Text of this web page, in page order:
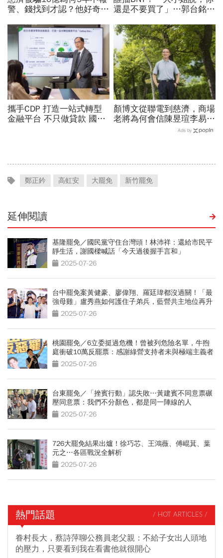
警、錢找到才認？他好奇：
「擋疫苗」黑鍋只求1件事
還是不要買了」…郭台銘曝
回應了
攜手CDP 打造一站式轉型
金融平台 不只做貸款 國泰
顏博文從聯電到慈濟，商場
老將為何會信陳昱瑄李易
儒、豪給10億？慈濟發
Ads by
鄭正鈐 高虹安 大罷免 新竹罷免
延伸閱讀
基隆罷免／國民黨守住台灣頭！林沛祥：還給市民平
靜生活，謝國樑喊話「今天過後握手言和」
2025-07-26
台中罷免案黃健豪、廖偉翔、羅廷瑋都沒過關！「最
強母雞」盧秀燕如何護住子弟兵，藍營共主地位再升
級？2025-07-26
桃園罷免／6立委挺過危機！曾被列危險名單，牛煦
庭衝破10萬反罷票：感謝綠營支持者未與極端主義者
起舞2025-07-26
台東罷免／「挫賓行動」認失敗…黃建賓不同意票碾
壓同意票：我們不分顏色，都是同一陣線的人
2025-07-26
726大罷免結果出爐！徐巧芯、王鴻薇、傅崐萁、葉
元之…各區戰況全解析
2025-07-26
熱門話題 / HOT ARTICLES /
眷村長大，蔡詩萍聊公務員老父親：不給子女出人頭地
的壓力，只要看到我在看書他就很開心